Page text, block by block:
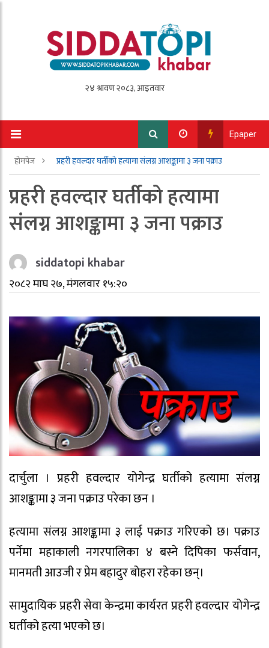
Epaper
होमपेज प्रहरी हवल्दार घर्तीको हत्यामा संलग्न आशङ्कामा ३ जना पक्राउ
प्रहरी हवल्दार घर्तीको हत्यामा
संलग्न आशङ्कामा ३ जना पक्राउ
siddatopi khabar
२०८२ माघ २७, मंगलवार १५:२०
दार्चुला । प्रहरी हवल्दार योगेन्द्र घर्तीको हत्यामा संलग्न
आशङ्कामा ३ जना पक्राउ परेका छन ।
हत्यामा संलग्न आशङ्कामा ३ लाई पक्राउ गरिएको छ। पक्राउ
पर्नेमा महाकाली नगरपालिका ४ बस्ने दिपिका फर्सवान,
मानमती आउजी र प्रेम बहादुर बोहरा रहेका छन्।
सामुदायिक प्रहरी सेवा केन्द्रमा कार्यरत प्रहरी हवल्दार योगेन्द्र
घर्तीको हत्या भएको छ।